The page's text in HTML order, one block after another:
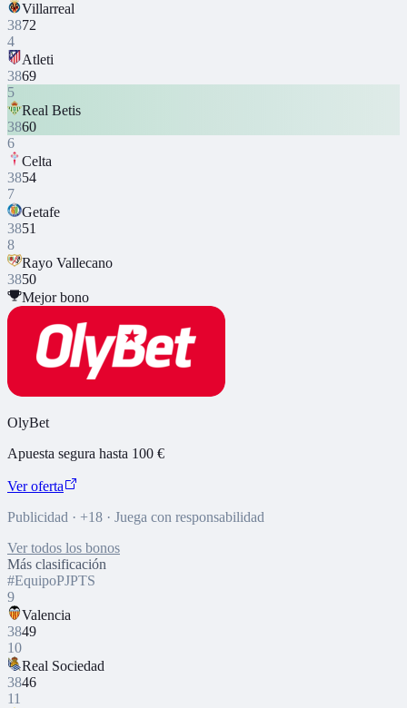
Villarreal
3872
4
Atleti
3869
5
Real Betis
3860
6
Celta
3854
7
Getafe
3851
8
Rayo Vallecano
3850
Mejor bono
OlyBet
Apuesta segura hasta 100 €
Ver oferta
Publicidad · +18 · Juega con responsabilidad
Ver todos los bonos
Más clasificación
#EquipoPJPTS
9
Valencia
3849
10
Real Sociedad
3846
11